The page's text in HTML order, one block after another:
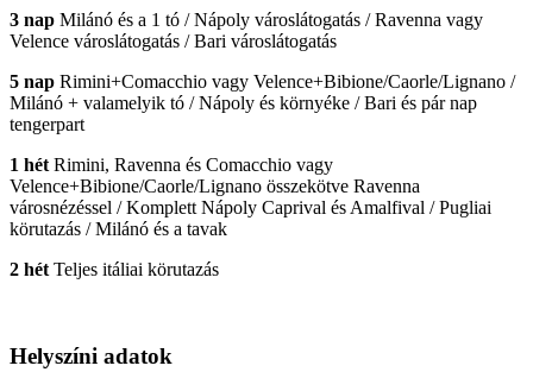
3 nap Milánó és a 1 tó / Nápoly városlátogatás / Ravenna vagy
Velence városlátogatás / Bari városlátogatás
5 nap Rimini+Comacchio vagy Velence+Bibione/Caorle/Lignano /
Milánó + valamelyik tó / Nápoly és környéke / Bari és pár nap
tengerpart
1 hét Rimini, Ravenna és Comacchio vagy
Velence+Bibione/Caorle/Lignano összekötve Ravenna
városnézéssel / Komplett Nápoly Caprival és Amalfival / Pugliai
körutazás / Milánó és a tavak
2 hét Teljes itáliai körutazás
Helyszíni adatok